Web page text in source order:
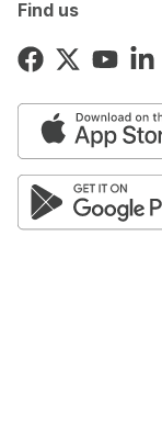
Find usPrvom
javnim
kao i
udarilo ga
Takođe, u
utvrđivanju
jednu
Pripadnici
propisane